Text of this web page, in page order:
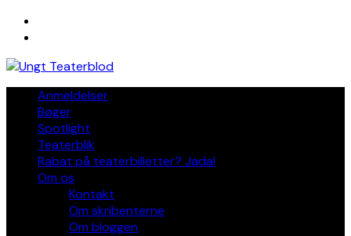
Skip
Anmeldelser
Bøger
Spotlight
Teaterblik
Rabat på teaterbilletter? Jada!
Om os
Kontakt
Om skribenterne
Om bloggen